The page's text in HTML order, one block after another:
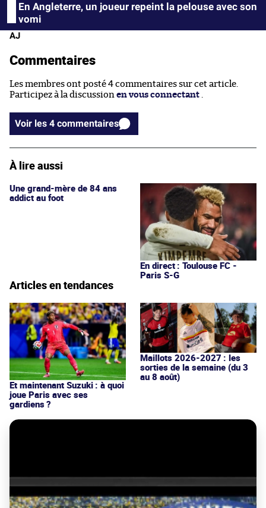
En Angleterre, un joueur repeint la pelouse avec son
vomi
AJ
Commentaires
Les membres ont posté 4 commentaires sur cet article.
Participez à la discussion en vous connectant .
Voir les 4 commentaires
À lire aussi
Une grand-mère de 84 ans
addict au foot
En direct : Toulouse FC -
Paris S-G
Articles en tendances
Et maintenant Suzuki : à quoi
joue Paris avec ses
gardiens ?
Maillots 2026-2027 : les
sorties de la semaine (du 3
au 8 août)